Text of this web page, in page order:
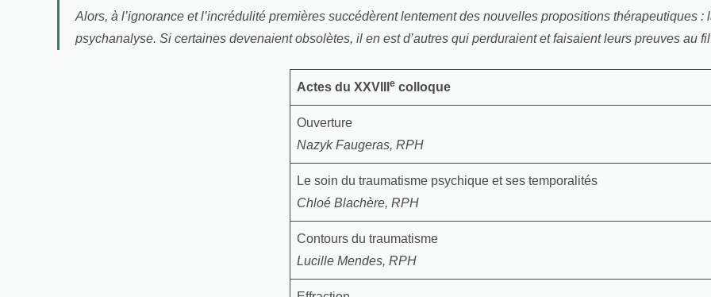
Alors, à l’ignorance et l’incrédulité premières succédèrent lentement des nouvelles propositions thérapeutiques
psychanalyse. Si certaines devenaient obsolètes, il en est d’autres qui perduraient et faisaient leurs preuves au
Actes du XXVIII ecolloque
Ouverture
Nazyk Faugeras, RPH
Le soin du traumatisme psychique et ses temporalités
Chloé Blachère, RPH
Contours du traumatisme
Lucille Mendes, RPH